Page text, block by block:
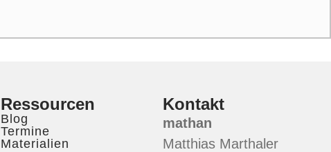
Ressourcen
Blog
Termine
Materialien
Kontakt
mathan
Matthias Marthaler